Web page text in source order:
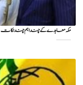
مکہ معاہدے کے چند اہم چند نکات